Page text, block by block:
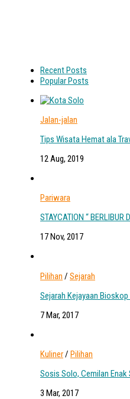
Recent Posts
Popular Posts
Jalan-jalan
Tips Wisata Hemat ala
12 Aug, 2019
Pariwara
STAYCATION “ BERLIBUR
17 Nov, 2017
Pilihan / Sejarah
Sejarah Kejayaan
7 Mar, 2017
Kuliner/ Pilihan
Sosis Solo, Cemilan Enak
3 Mar, 2017